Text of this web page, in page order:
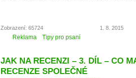
Zobrazení: 65724 1. 8. 2015
Reklama Tipy pro psaní
JAK NA RECENZI – 3. DÍL – CO
RECENZE SPOLEČNÉ